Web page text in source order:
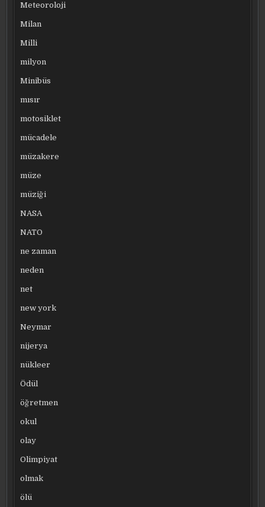
Meteoroloji
Milan
Milli
milyon
Minibüs
mısır
motosiklet
mücadele
müzakere
müze
müziği
NASA
NATO
ne zaman
neden
net
new york
Neymar
nijerya
nükleer
Ödül
öğretmen
okul
olay
Olimpiyat
olmak
ölü